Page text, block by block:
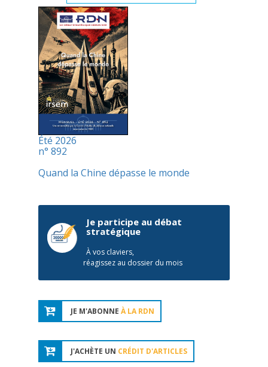
Été 2026
n° 892
Quand la Chine dépasse le monde
Je participe au débat
stratégique
À vos claviers,
réagissez au dossier du mois
JE M'ABONNE À LA RDN
J'ACHÈTE UN CRÉDIT D'ARTICLES